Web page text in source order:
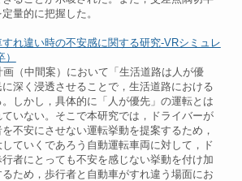
量的に把握した。
れ違い時の不安感に関する研究-VRシミュレ
（中間案）において「生活道路は人が優
深く浸透させることで，生活道路における
しかし，具体的に「人が優先」の運転とは
いない。そこで本研究では，ドライバーが
不安にさせない運転挙動を提案するため，
ていくであろう自動運転車両に対して，ド
者にとっても不安を感じない挙動を付け加
ため，歩行者と自動車がすれ違う場面にお